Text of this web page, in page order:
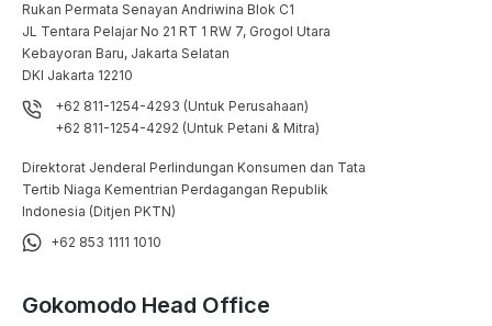
Rukan Permata Senayan Andriwina Blok C1
JL Tentara Pelajar No 21 RT 1 RW 7, Grogol Utara
Kebayoran Baru, Jakarta Selatan
DKI Jakarta 12210
+62 811-1254-4293 (Untuk Perusahaan)
+62 811-1254-4292 (Untuk Petani & Mitra)
Direktorat Jenderal Perlindungan Konsumen dan Tata
Tertib Niaga Kementrian Perdagangan Republik
Indonesia (Ditjen PKTN)
+62 853 1111 1010
Gokomodo Head Office